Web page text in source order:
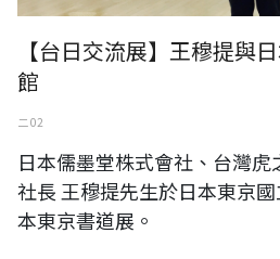
【台日交流展】王穆提與
館
二 02
日本儒墨堂株式會社、台灣
社長 王穆提先生於日本東京
本東京書道展。